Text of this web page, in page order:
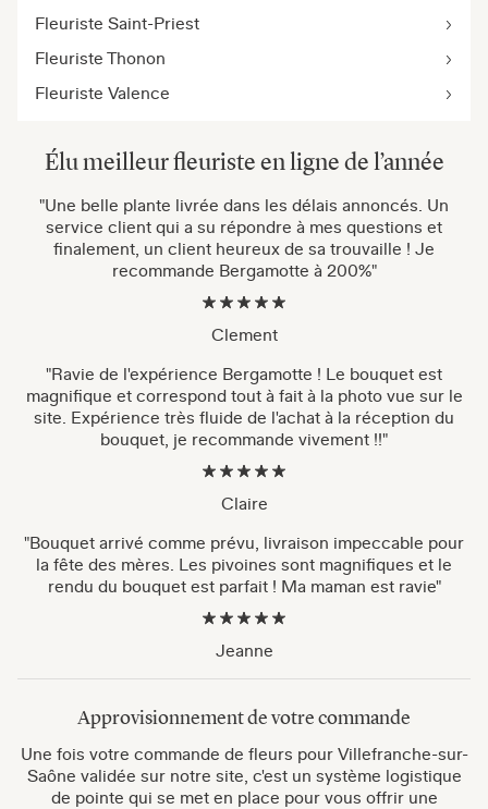
Fleuriste Saint-Priest
Fleuriste Thonon
Fleuriste Valence
Élu meilleur fleuriste en ligne de l’année
"Une belle plante livrée dans les délais annoncés. Un
service client qui a su répondre à mes questions et
finalement, un client heureux de sa trouvaille ! Je
recommande Bergamotte à 200%"
Clement
"Ravie de l'expérience Bergamotte ! Le bouquet est
magnifique et correspond tout à fait à la photo vue sur le
site. Expérience très fluide de l'achat à la réception du
bouquet, je recommande vivement !!"
Claire
"Bouquet arrivé comme prévu, livraison impeccable pour
la fête des mères. Les pivoines sont magnifiques et le
rendu du bouquet est parfait ! Ma maman est ravie"
Jeanne
Approvisionnement de votre commande
Une fois votre commande de fleurs pour Villefranche-sur-
Saône validée sur notre site, c'est un système logistique
de pointe qui se met en place pour vous offrir une